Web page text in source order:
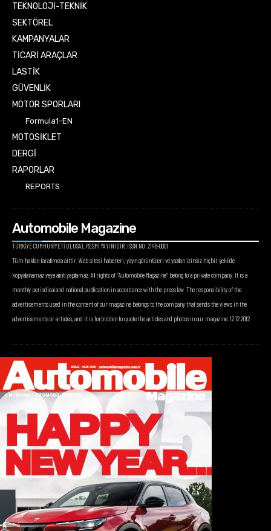
TEKNOLOJİ-TEKNİK
SEKTÖREL
KAMPANYALAR
TİCARİ ARAÇLAR
LASTİK
GÜVENLİK
MOTOR SPORLARI
Formula1-EN
MOTOSİKLET
DERGİ
RAPORLAR
REPORTS
Automobile Magazine
TÜRKİYE CUMHURİYETİ ULUSAL RESMİ YAYINIDIR. ISSN NO: 2148-0001
Tüm hakları tarafımıza aittir. Web sitesi haberleri, yayın görüntüleri ve yazıları izinsiz hiçbir şekilde
kopyalanamaz veya alıntı yapılamaz. All rights of “Automobile Magazine” belong to a private company. It is a
monthly periodical and national publication in accordance with the press law. The responsibility of the
advertisements used in the content of our magazine belongs to the company that sends the views in the
advertisements or articles, and it is forbidden to quote the articles and photos in our magazine. 12.12.2012